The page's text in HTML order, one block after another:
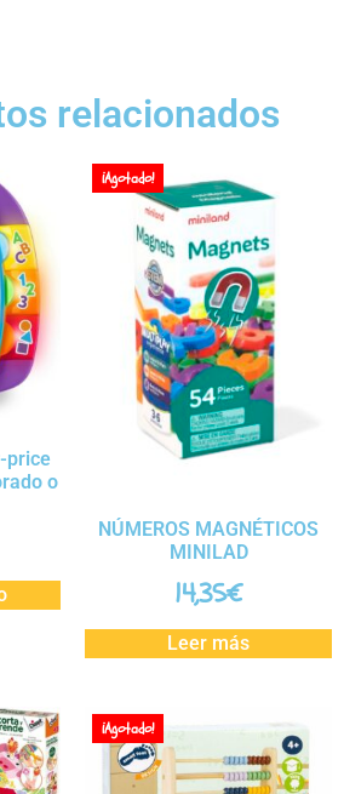
relacionados
price
o
¡Agotado!
NÚMEROS MAGNÉTICOS
MINILAD
14,35€
Leer más
¡Agotado!